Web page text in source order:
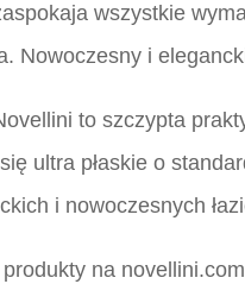
wszystkie
Nowoczesny i
to szczypta
ultra płaskie o
i nowoczesnych
na